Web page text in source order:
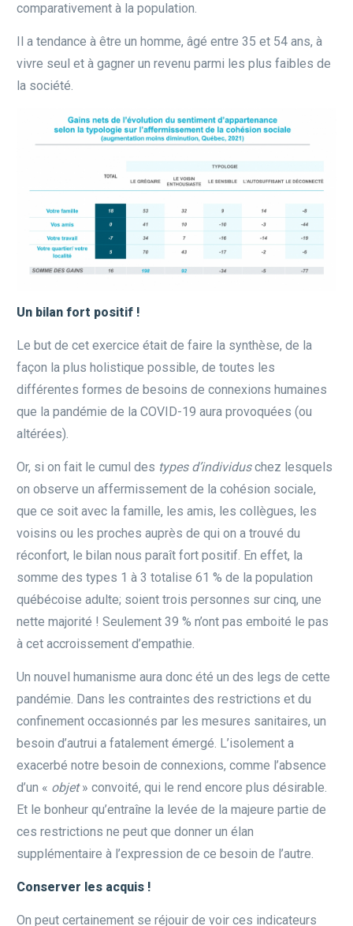
comparativement à la population.
Il a tendance à être un homme, âgé entre 35 et 54 ans, à
vivre seul et à gagner un revenu parmi les plus faibles de
la société.
Un bilan fort positif !
Le but de cet exercice était de faire la synthèse, de la
façon la plus holistique possible, de toutes les
différentes formes de besoins de connexions humaines
que la pandémie de la COVID-19 aura provoquées (ou
altérées).
Or, si on fait le cumul des types d’individuschez lesquels
on observe un affermissement de la cohésion sociale,
que ce soit avec la famille, les amis, les collègues, les
voisins ou les proches auprès de qui on a trouvé du
réconfort, le bilan nous paraît fort positif. En effet, la
somme des types 1 à 3 totalise 61 % de la population
québécoise adulte; soient trois personnes sur cinq, une
nette majorité ! Seulement 39 % n’ont pas emboité le pas
à cet accroissement d’empathie.
Un nouvel humanisme aura donc été un des legs de cette
pandémie. Dans les contraintes des restrictions et du
confinement occasionnés par les mesures sanitaires, un
besoin d’autrui a fatalement émergé. L’isolement a
exacerbé notre besoin de connexions, comme l’absence
d’un « objet» convoité, qui le rend encore plus désirable.
Et le bonheur qu’entraîne la levée de la majeure partie de
ces restrictions ne peut que donner un élan
supplémentaire à l’expression de ce besoin de l’autre.
Conserver les acquis !
On peut certainement se réjouir de voir ces indicateurs